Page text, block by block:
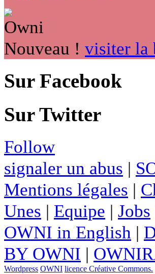
Nouveau ! visiter la
Sur Facebook
Sur Twitter
Follow
signaler un abus |
Mentions légales |
Unes | Equipe | Jobs
OWNI in English |
BY OWNI |
Wordpress OWNI licence Créative Commons.